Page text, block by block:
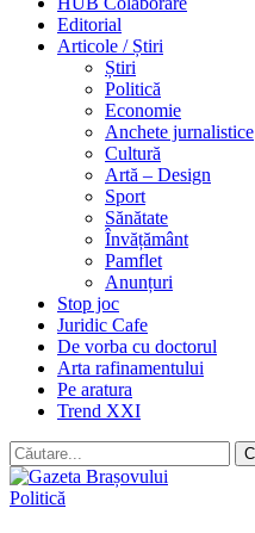
Editorial
Articole / Știri
Știri
Politică
Economie
Anchete jurnalistice
Cultură
Artă – Design
Sport
Sănătate
Învățământ
Pamflet
Anunțuri
Stop joc
Juridic Cafe
De vorba cu doctorul
Arta rafinamentului
Pe aratura
Trend XXI
Politică